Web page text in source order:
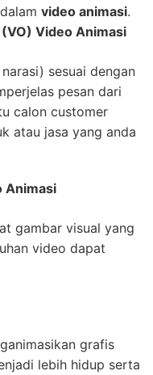
video animasi.
Video Animasi
sesuai dengan
pesan dari
calon customer
atau jasa yang anda
Animasi
gambar visual yang
video dapat
grafis
lebih hidup serta